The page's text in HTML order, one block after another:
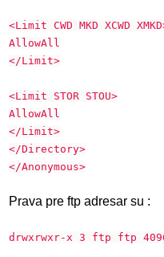
<Limit CWD MKD XCWD
AllowAll
</Limit>
<Limit STOR STOU>
AllowAll
</Limit>
</Directory>
</Anonymous>
Prava pre ftp adresar su :
drwxrwxr-x 3 ftp ftp